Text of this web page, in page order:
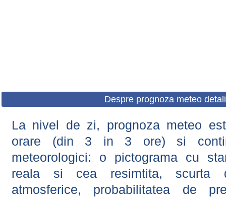
Despre prognoza meteo
La nivel de zi, prognoza meteo
orare (din 3 in 3 ore) si
meteorologici: o pictograma cu
reala si cea resimtita, scurta
atmosferice, probabilitatea de